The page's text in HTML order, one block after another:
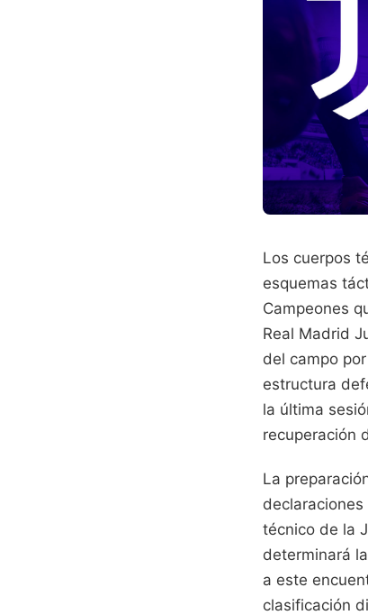
Los cuerpos
esquemas
Campeones
Real Madrid
del campo
estructura
la última
recuperación
La
técnico de la
determinará
a este
clasificación